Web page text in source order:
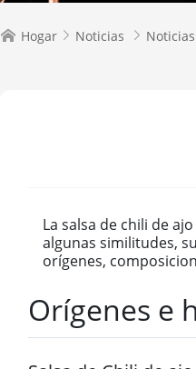
 Hogar  Noticias  Noticias
La salsa de chili de
algunas similitudes,
orígenes,
Orígenes e